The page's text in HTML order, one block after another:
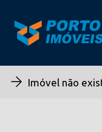
Imóvel não